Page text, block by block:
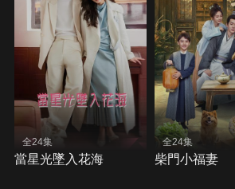
全24集
當星光墜入花海
全24集
柴門小福妻